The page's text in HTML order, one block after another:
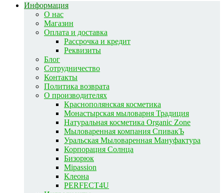
Информация
О нас
Магазин
Оплата и доставка
Рассрочка и кредит
Реквизиты
Блог
Сотрудничество
Контакты
Политика возврата
О производителях
Краснополянская косметика
Монастырская мыловарня Традиция
Натуральная косметика Organic Zone
Мыловаренная компания СпивакЪ
Уральская Мыловаренная Мануфактура
Корпорация Солнца
Бизорюк
Mipassion
Клеона
PERFECT4U